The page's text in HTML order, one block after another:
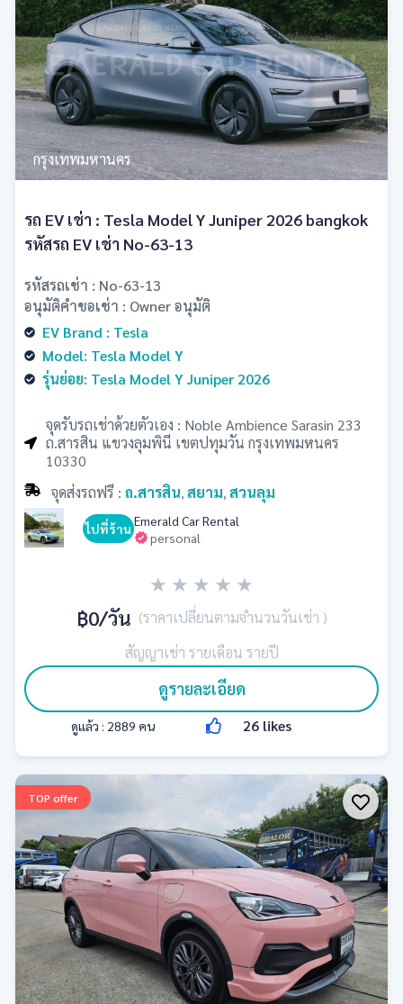
กรุงเทพมหานคร
รถ EV เช่า : Tesla Model Y Juniper 2026 bangkok
รหัสรถ EV เช่า No-63-13
รหัสรถเช่า : No-63-13
อนุมัติคำขอเช่า : Owner อนุมัติ
EV Brand : Tesla
Model: Tesla Model Y
รุ่นย่อย: Tesla Model Y Juniper 2026
จุดรับรถเช่าด้วยตัวเอง : Noble Ambience Sarasin 233
ถ.สารสิน แขวงลุมพินี เขตปทุมวัน กรุงเทพมหนคร
10330
จุดส่งรถฟรี : ถ.สารสิน, สยาม, สวนลุม
ไปที่ร้าน
personal
Emerald Car Rental
฿0/วัน (ราคาเปลี่ยนตามจำนวนวันเช่า )
สัญญาเช่า รายเดือน รายปี
★ ★ ★ ★ ★
ดูรายละเอียด
ดูแล้ว : 2889 คน 26 likes
TOP offer